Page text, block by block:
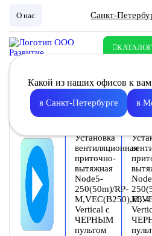
О нас Санкт-
КАТАЛОГ
Какой из наших офисов к
в Санкт-Петербурге в